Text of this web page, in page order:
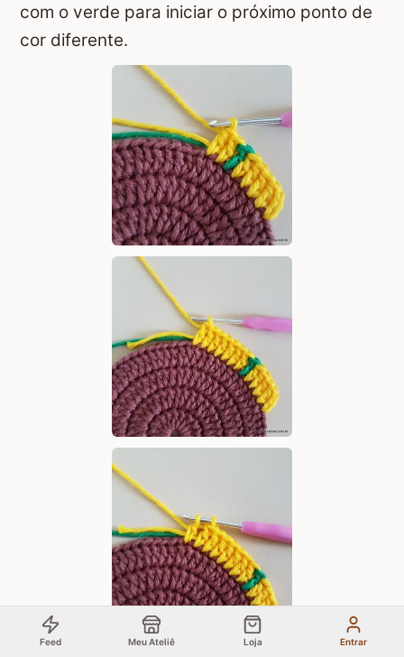
com o verde para iniciar o próximo ponto de
cor diferente.
Feed Meu Ateliê Loja Entrar